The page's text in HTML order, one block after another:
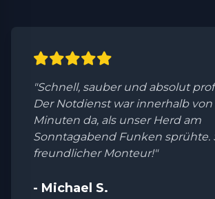
"Schnell, sauber und absolut
Der Notdienst war innerhalb von
Minuten da, als unser Herd am
Sonntagabend Funken sprühte.
freundlicher Monteur!"
- Michael S.